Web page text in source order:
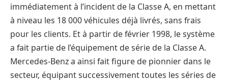
immédiatement à l’incident de la Classe A, en mettant
à niveau les 18 000 véhicules déjà livrés, sans frais
pour les clients. Et à partir de février 1998, le système
a fait partie de l’équipement de série de la Classe A.
Mercedes-Benz a ainsi fait figure de pionnier dans le
secteur, équipant successivement toutes les séries de